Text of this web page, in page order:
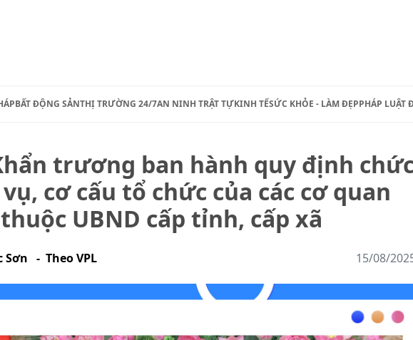
BẤT ĐỘNG SẢNTHỊ TRƯỜNG 24/7AN NINH TRẬT TỰKINH TẾSỨC KHỎE - LÀM ĐẸPPHÁP LUẬT
trương ban hành quy định
cơ cấu tổ chức của các cơ quan
UBND cấp tỉnh, cấp xã
Sơn - Theo VPL 15/08/